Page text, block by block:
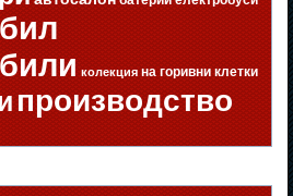
колекция на горивни клетки
производство